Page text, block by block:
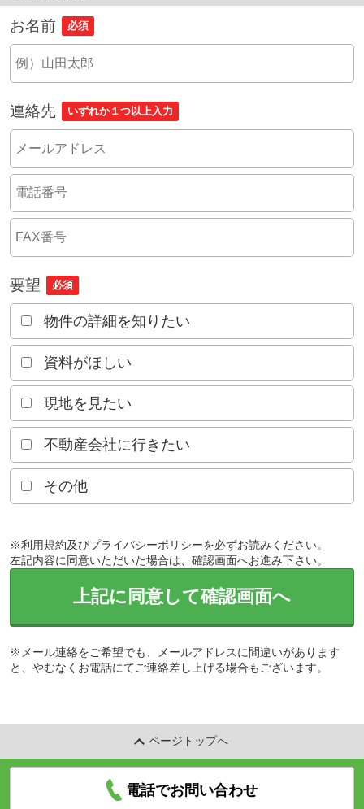
お名前 必須
連絡先 いずれか１つ以上入力
要望 必須
物件の詳細を知りたい
資料がほしい
現地を見たい
不動産会社に行きたい
その他
※利用規約及びプライバシーポリシーを必ずお読みください。
左記内容に同意いただいた場合は、確認画面へお進み下さい。
上記に同意して確認画面へ
※メール連絡をご希望でも、メールアドレスに間違いがあります
と、やむなくお電話にてご連絡差し上げる場合もございます。
ページトップへ
電話でお問い合わせ